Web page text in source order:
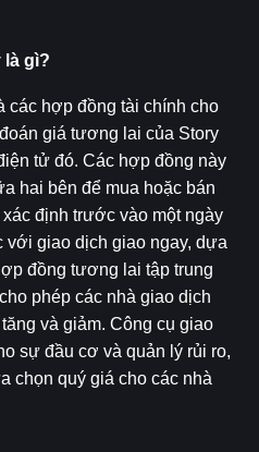
là gì?
các hợp đồng tài chính cho
giá tương lai của Story
tử đó. Các hợp đồng này
hai bên để mua hoặc bán
định trước vào một ngày
với giao dịch giao ngay, dựa
đồng tương lai tập trung
phép các nhà giao dịch
và giảm. Công cụ giao
sự đầu cơ và quản lý rủi ro,
chọn quý giá cho các nhà